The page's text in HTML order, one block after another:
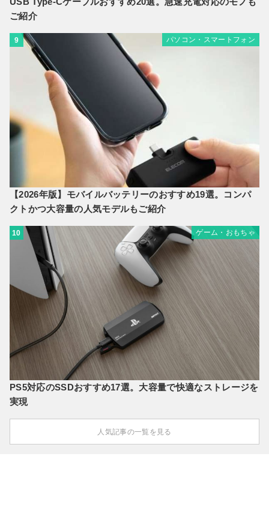
ご紹介
9 パソコン・スマートフォン
【2026年版】モバイルバッテリーのおすすめ19選。コンパ
クトかつ大容量の人気モデルもご紹介
10 ゲーム・おもちゃ
PS5対応のSSDおすすめ17選。大容量で快適なストレージを
実現
人気記事の一覧を見る